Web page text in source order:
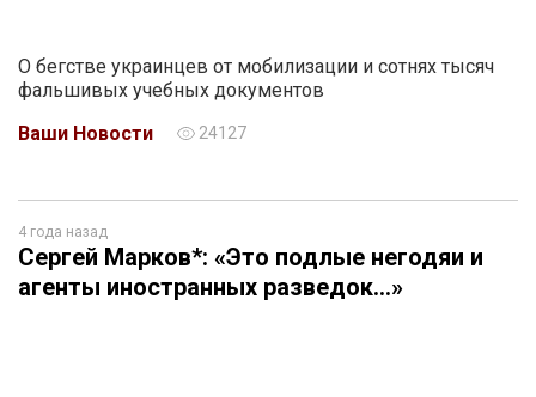
О бегстве украинцев от мобилизации и сотнях тысяч
фальшивых учебных документов
Ваши Новости
24127
4 года назад
Сергей Марков*: «Это подлые негодяи и
агенты иностранных разведок…»